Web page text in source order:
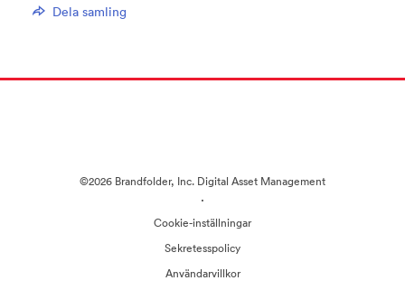
Dela samling
©2026 Brandfolder, Inc. Digital Asset Management
·
Cookie-inställningar
Sekretesspolicy
Användarvillkor